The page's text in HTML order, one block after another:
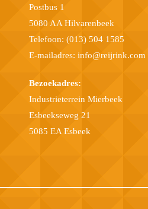
Postbus 1
5080 AA Hilvarenbeek
Telefoon: (013) 504 1585
E-mailadres: info@reijrink.com
Bezoekadres:
Industrieterrein Mierbeek
Esbeekseweg 21
5085 EA Esbeek